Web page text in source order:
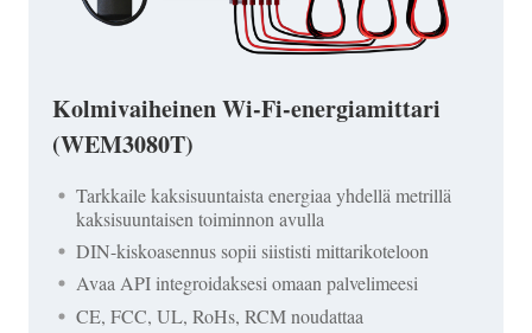
Kolmivaiheinen Wi-Fi-energiamittari
(WEM3080T)
Tarkkaile kaksisuuntaista energiaa yhdellä metrillä
kaksisuuntaisen toiminnon avulla
DIN-kiskoasennus sopii siististi mittarikoteloon
Avaa API integroidaksesi omaan palvelimeesi
CE, FCC, UL, RoHs, RCM noudattaa